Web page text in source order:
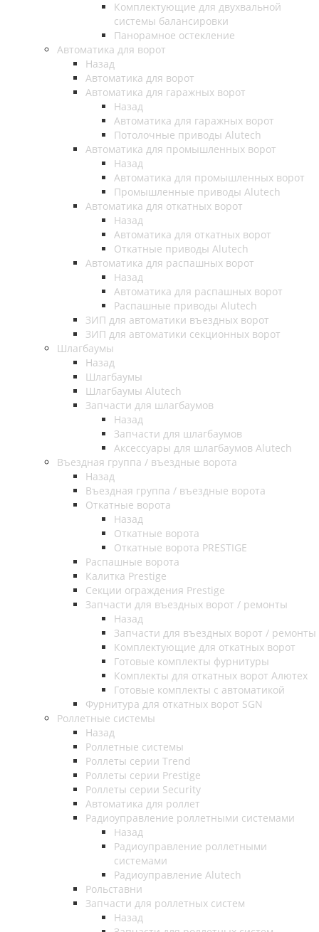
Комплектующие для двухвальной
системы балансировки
Панорамное остекление
Автоматика для ворот
Назад
Автоматика для ворот
Автоматика для гаражных ворот
Назад
Автоматика для гаражных ворот
Потолочные приводы Alutech
Автоматика для промышленных ворот
Назад
Автоматика для промышленных ворот
Промышленные приводы Alutech
Автоматика для откатных ворот
Назад
Автоматика для откатных ворот
Откатные приводы Alutech
Автоматика для распашных ворот
Назад
Автоматика для распашных ворот
Распашные приводы Alutech
ЗИП для автоматики въездных ворот
ЗИП для автоматики секционных ворот
Шлагбаумы
Назад
Шлагбаумы
Шлагбаумы Alutech
Запчасти для шлагбаумов
Назад
Запчасти для шлагбаумов
Аксессуары для шлагбаумов Alutech
Въездная группа / въездные ворота
Назад
Въездная группа / въездные ворота
Откатные ворота
Назад
Откатные ворота
Откатные ворота PRESTIGE
Распашные ворота
Калитка Prestige
Секции ограждения Prestige
Запчасти для въездных ворот / ремонты
Назад
Запчасти для въездных ворот / ремонты
Комплектующие для откатных ворот
Готовые комплекты фурнитуры
Комплекты для откатных ворот Алютех
Готовые комплекты с автоматикой
Фурнитура для откатных ворот SGN
Роллетные системы
Назад
Роллетные системы
Роллеты серии Trend
Роллеты серии Prestige
Роллеты серии Security
Автоматика для роллет
Радиоуправление роллетными системами
Назад
Радиоуправление роллетными
системами
Радиоуправление Alutech
Рольставни
Запчасти для роллетных систем
Назад